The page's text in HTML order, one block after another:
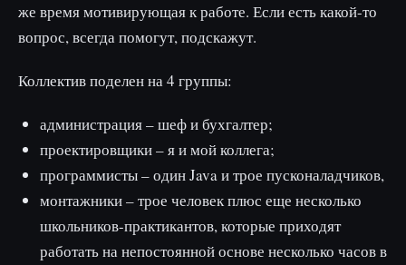
же время мотивирующая к работе. Если есть какой-то
вопрос, всегда помогут, подскажут.
Коллектив поделен на 4 группы:
администрация – шеф и бухгалтер;
проектировщики – я и мой коллега;
программисты – один Java и трое пусконаладчиков,
монтажники – трое человек плюс еще несколько
школьников-практикантов, которые приходят
работать на непостоянной основе несколько часов в